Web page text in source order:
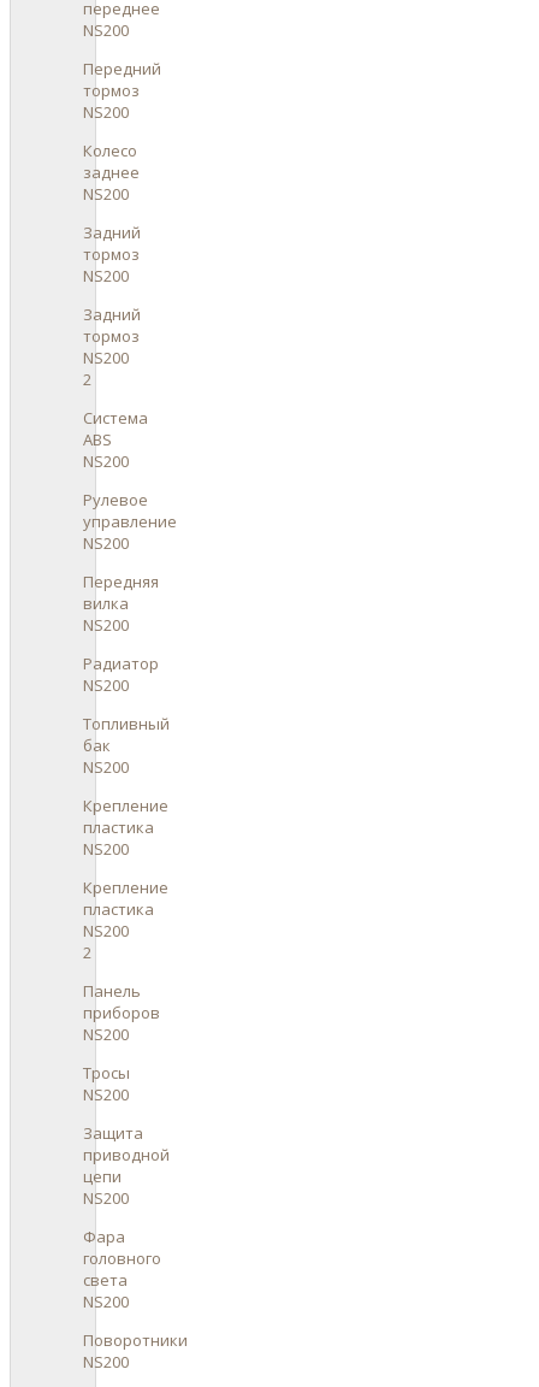
переднее
NS200
Передний
тормоз
NS200
Колесо
заднее
NS200
Задний
тормоз
NS200
Задний
тормоз
NS200
2
Система
ABS
NS200
Рулевое
управление
NS200
Передняя
вилка
NS200
Радиатор
NS200
Топливный
бак
NS200
Крепление
пластика
NS200
Крепление
пластика
NS200
2
Панель
приборов
NS200
Тросы
NS200
Защита
приводной
цепи
NS200
Фара
головного
света
NS200
Поворотники
NS200